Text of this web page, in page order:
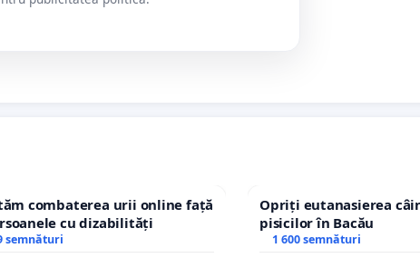
combaterea urii online față
cu dizabilități
semnături
Opriți eutanasierea
pisicilor în Bacău
1 600 semnături